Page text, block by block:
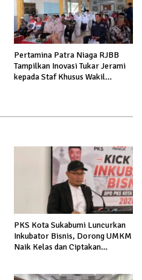
Pertamina Patra Niaga RJBB
Tampilkan Inovasi Tukar Jerami
kepada Staf Khusus Wakil
PKS Kota Sukabumi Luncurkan
Inkubator Bisnis, Dorong UMKM
Naik Kelas dan Ciptakan